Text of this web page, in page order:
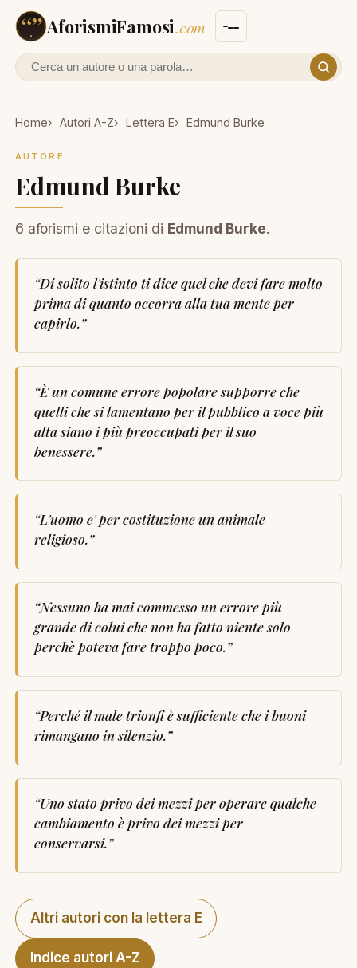
AforismiFamosi.com
Cerca un autore o un aforisma
Home Autori A-Z Lettera E Edmund Burke
AUTORE
Edmund Burke
6 aforismi e citazioni di Edmund Burke.
“Di solito l'istinto ti dice quel che devi fare molto
prima di quanto occorra alla tua mente per
capirlo.”
“È un comune errore popolare supporre che
quelli che si lamentano per il pubblico a voce più
alta siano i più preoccupati per il suo
benessere.”
“L'uomo e' per costituzione un animale
religioso.”
“Nessuno ha mai commesso un errore più
grande di colui che non ha fatto niente solo
perchè poteva fare troppo poco.”
“Perché il male trionfi è sufficiente che i buoni
rimangano in silenzio.”
“Uno stato privo dei mezzi per operare qualche
cambiamento è privo dei mezzi per
conservarsi.”
Altri autori con la lettera E
Indice autori A-Z